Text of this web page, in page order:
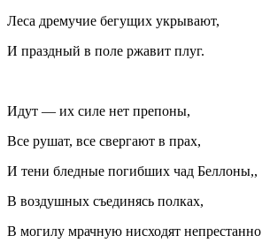
Леса дремучие бегущих укрывают,
И праздный в поле ржавит плуг.
Идут — их силе нет препоны,
Все рушат, все свергают в прах,
И тени бледные погибших чад Беллоны,,
В воздушных съединясь полках,
В могилу мрачную нисходят непрестанно